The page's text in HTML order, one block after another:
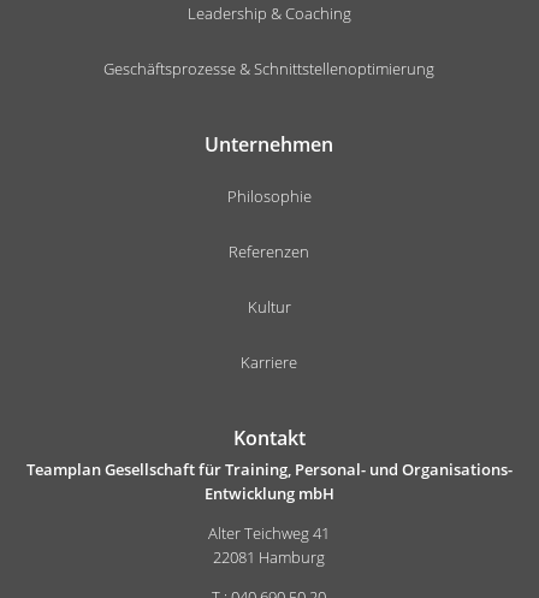
Leadership & Coaching
Geschäftsprozesse & Schnittstellenoptimierung
Unternehmen
Philosophie
Referenzen
Kultur
Karriere
Kontakt
Teamplan Gesellschaft für Training, Personal- und Organisations-
Entwicklung mbH
Alter Teichweg 41
22081 Hamburg